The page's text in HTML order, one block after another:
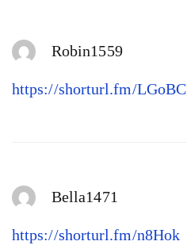
Robin1559
https://shorturl.fm/LGoBC
Bella1471
https://shorturl.fm/n8Hok